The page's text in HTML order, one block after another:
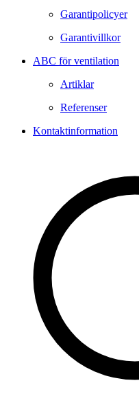
Garantipolicyer
Garantivillkor
ABC för ventilation
Artiklar
Referenser
Kontaktinformation